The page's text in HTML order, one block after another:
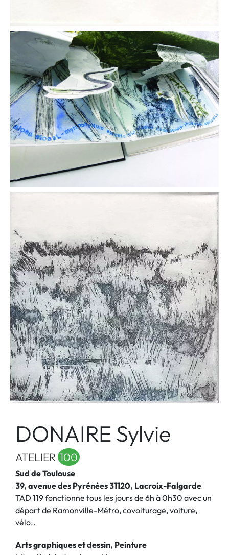
DONAIRE Sylvie
ATELIER 100
Sud de Toulouse
39, avenue des Pyrénées 31120, Lacroix-Falgarde
TAD 119 fonctionne tous les jours de 6h à 0h30 avec un
départ de Ramonville-Métro, covoiturage, voiture,
vélo..
Arts graphiques et dessin, Peinture